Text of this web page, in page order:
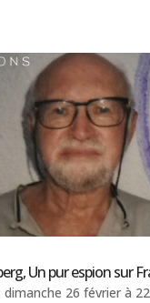
Un pur espion sur
dimanche 26 février à